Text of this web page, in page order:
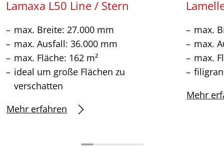
Lamaxa L50 Line / Stern
max. Breite: 27.000 mm
max. Ausfall: 36.000 mm
max. Fläche: 162 m²
ideal um große Flächen zu
verschatten
Mehr erfahren
max.
max.
max.
Mehr